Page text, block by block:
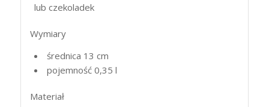
lub czekoladek
Wymiary
średnica 13 cm
pojemność 0,35 l
Materiał